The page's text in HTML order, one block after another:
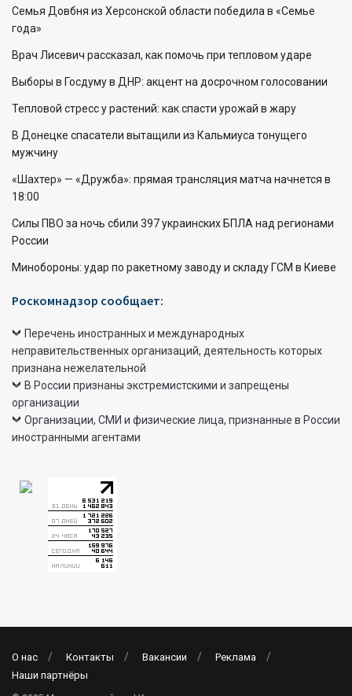
Семья Довбня из Херсонской области победила в «Семье
года»
Врач Лисевич рассказал, как помочь при тепловом ударе
Выборы в Госдуму в ДНР: акцент на досрочном голосовании
Тепловой стресс у растений: как спасти урожай в жару
В Донецке спасатели вытащили из Кальмиуса тонущего
мужчину
«Шахтер» — «Дружба»: прямая трансляция матча начнется в
18:00
Силы ПВО за ночь сбили 397 украинских БПЛА над регионами
России
Минобороны: удар по ракетному заводу и складу ГСМ в Киеве
Роскомнадзор сообщает:
Перечень иностранных и международных
неправительственных организаций, деятельность которых
признана нежелательной
В России признаны экстремистскими и запрещены
организации
Организации, СМИ и физические лица, признанные в России
иностранными агентами
О нас Контакты Вакансии
Реклама
Наши партнёры